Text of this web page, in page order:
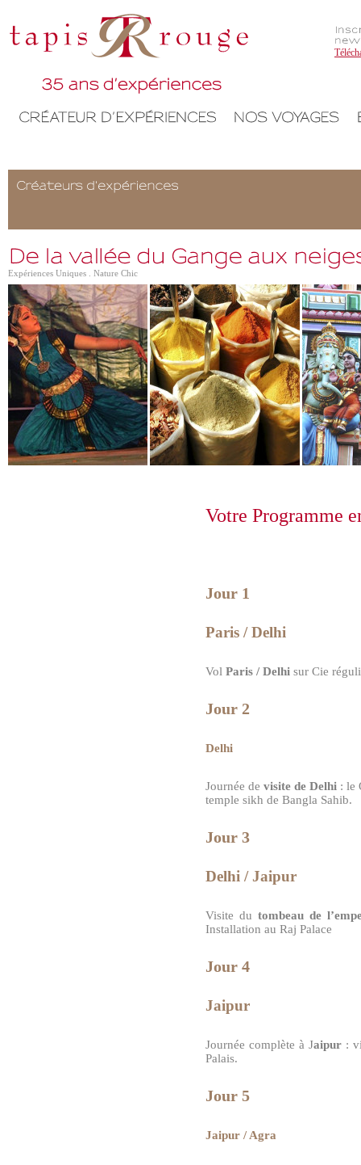
Expériences Uniques . Nature Chic
Votre Programme
Jour 1
Paris / Delhi
Vol Paris / Delhi sur Cie
Jour 2
Delhi
Journée de visite de Delhi : le
temple sikh de Bangla Sahib.
Jour 3
Delhi / Jaipur
Visite dutombeau de
Installation au Raj Palace
Jour 4
Jaipur
Journée complète à Jaipur :
Palais.
Jour 5
Jaipur / Agra